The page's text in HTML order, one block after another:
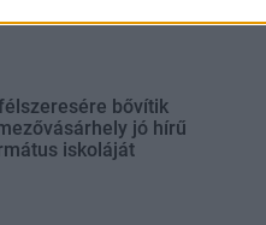
bővítik
jó hírű
iskoláját